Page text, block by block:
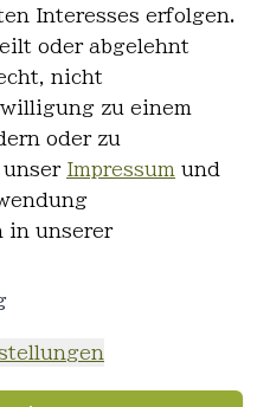
Interesses erfolgen.
oder abgelehnt
nicht
zu einem
oder zu
unser Impressum und
in unserer